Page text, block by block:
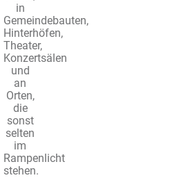
in
Gemeindebauten,
Hinterhöfen,
Theater,
Konzertsälen
und
an
Orten,
die
sonst
selten
im
Rampenlicht
stehen.